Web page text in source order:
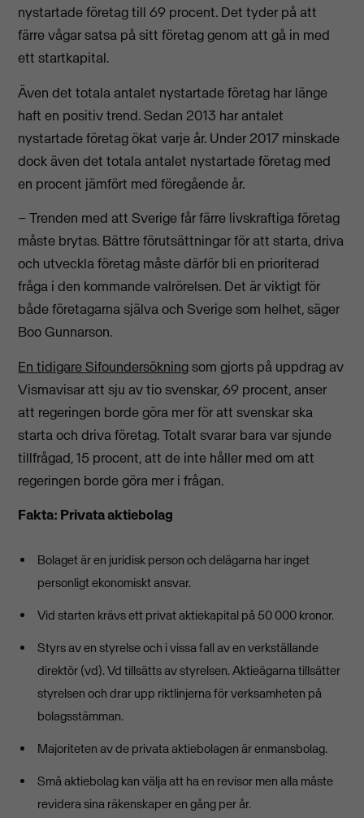
nystartade företag till 69 procent. Det tyder på att
färre vågar satsa på sitt företag genom att gå in med
ett startkapital.
Även det totala antalet nystartade företag har länge
haft en positiv trend. Sedan 2013 har antalet
nystartade företag ökat varje år. Under 2017 minskade
dock även det totala antalet nystartade företag med
en procent jämfört med föregående år.
– Trenden med att Sverige får färre livskraftiga företag
måste brytas. Bättre förutsättningar för att starta, driva
och utveckla företag måste därför bli en prioriterad
fråga i den kommande valrörelsen. Det är viktigt för
både företagarna själva och Sverige som helhet, säger
Boo Gunnarson.
En tidigare Sifoundersökningsom gjorts på uppdrag av
Vismavisar att sju av tio svenskar, 69 procent, anser
att regeringen borde göra mer för att svenskar ska
starta och driva företag. Totalt svarar bara var sjunde
tillfrågad, 15 procent, att de inte håller med om att
regeringen borde göra mer i frågan.
Fakta: Privata aktiebolag
Bolaget är en juridisk person och delägarna har inget
personligt ekonomiskt ansvar.
Vid starten krävs ett privat aktiekapital på 50 000 kronor.
Styrs av en styrelse och i vissa fall av en verkställande
direktör (vd). Vd tillsätts av styrelsen. Aktieägarna tillsätter
styrelsen och drar upp riktlinjerna för verksamheten på
bolagsstämman.
Majoriteten av de privata aktiebolagen är enmansbolag.
Små aktiebolag kan välja att ha en revisor men alla måste
revidera sina räkenskaper en gång per år.